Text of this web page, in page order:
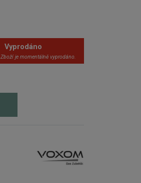
Vyprodáno
Zboží je momentálně vyprodáno.